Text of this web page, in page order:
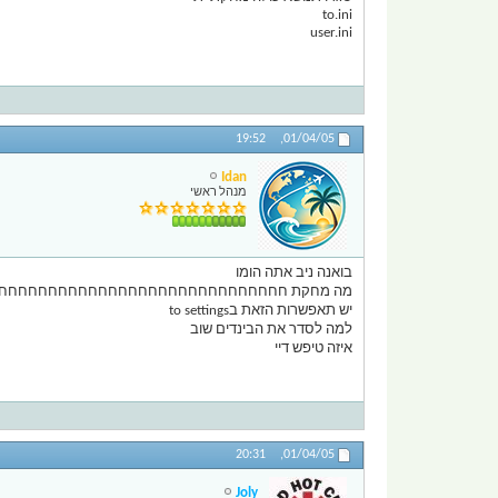
to.ini
user.ini
01/04/05,
19:52
Idan
מנהל ראשי
בואנה ניב אתה הומו
מה מחקת
יש תאפשרות הזאת בto settings
למה לסדר את הבינדים שוב
איזה טיפש דיי
01/04/05,
20:31
Joly